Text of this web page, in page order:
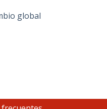
global